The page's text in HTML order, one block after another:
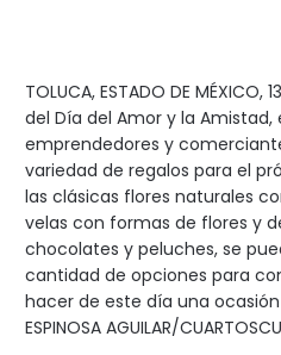
TOLUCA, ESTADO DE MÉXICO,
del Día del Amor y la
emprendedores y
variedad de regalos para el
las clásicas flores naturales
velas con formas de flores y
chocolates y peluches, se
cantidad de opciones para
hacer de este día una ocasión
ESPINOSA AGUILAR/